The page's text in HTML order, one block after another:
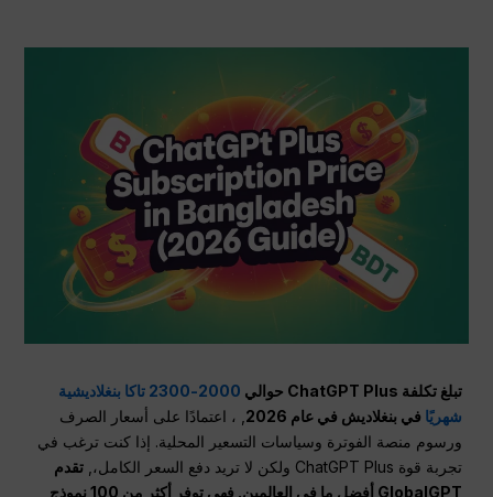
تبلغ تكلفة ChatGPT Plus حوالي
2000-2300 تاكا بنغلاديشية
شهريًا في بنغلاديش في عام 2026
, ، اعتمادًا على أسعار الصرف
ورسوم منصة الفوترة وسياسات التسعير المحلية. إذا كنت ترغب في
تجربة قوة ChatGPT Plus ولكن لا تريد دفع السعر الكامل،,
تقدم
GlobalGPT أفضل ما في العالمين. فهي توفر أكثر من 100 نموذج